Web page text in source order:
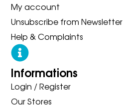
My account
Unsubscribe from Newsletter
Help & Complaints
Informations
Login / Register
Our Stores